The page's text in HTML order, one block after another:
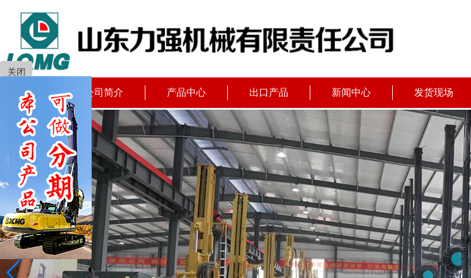
首页 公司简介 产品中心 出口产品 新闻中心 发货现场
关闭